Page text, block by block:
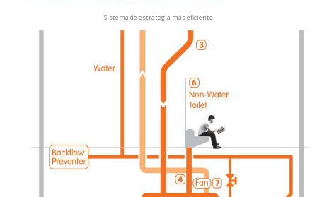
Sistema de estrategia más eficiente